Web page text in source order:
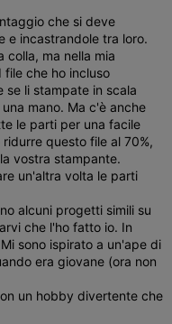
che si deve
e incastrandole tra loro.
colla, ma nella mia
I file che ho incluso
se li stampate in scala
mano. Ma c'è anche
le parti per una facile
questo file al 70%,
vostra stampante.
un'altra volta le parti
alcuni progetti simili su
che l'ho fatto io. In
sono ispirato a un'ape di
era giovane (ora non
un hobby divertente che